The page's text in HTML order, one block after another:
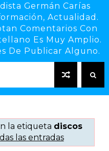
Germán Carías
Actualidad.
Comentarios Con
Es Muy Amplio.
De Publicar Alguno.
la etiqueta discos
las entradas